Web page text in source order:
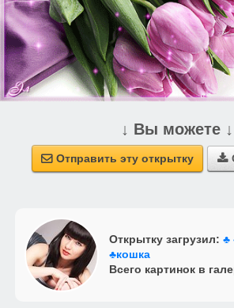
↓ Вы можете ↓
 Отправить эту открытку 
Открытку загрузил: ♣
♣кошка
Всего картинок в